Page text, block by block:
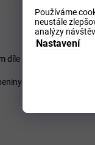
Používáme
neustále
analýzy
Nastavení
díle nápis v šedé barvě
lakovaného